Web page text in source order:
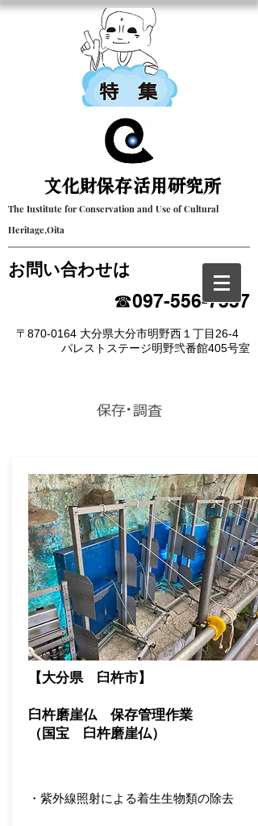
文化財保存活用研究所​
The Iustitute for Conservation and Use of Cultural
Heritage,Oita
​お問い合わせは
☎097-556-7337
〒870-0164 大分県大分市明野西１丁目26-4
パレストステージ明野弐番館405号室
保存・調査
【大分県 臼杵市】
​臼杵磨崖仏 保存管理作業
（国宝 臼杵磨崖仏）​
・紫外線照射による着生生物類の除去